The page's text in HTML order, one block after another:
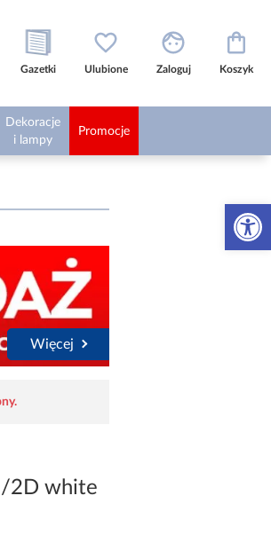
Otwórz
Gazetki Ulubione Zaloguj Koszyk
Dekoracje
i lampy
Promocje
Więcej
2D white